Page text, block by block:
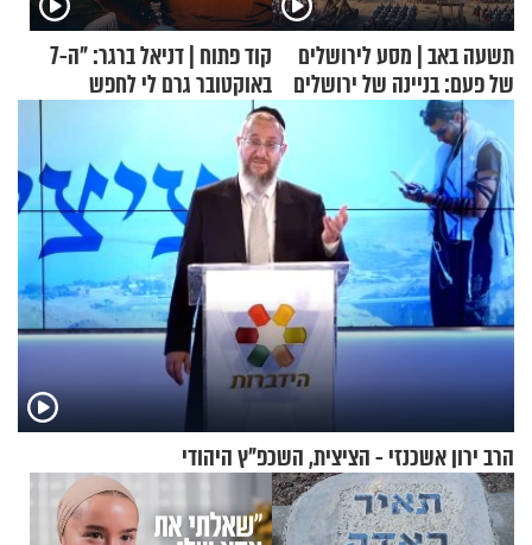
תשעה באב | מסע לירושלים
של פעם: בניינה של ירושלים
קוד פתוח | דניאל ברגר: "ה-7
באוקטובר גרם לי לחפש
תשובות"
הרב ירון אשכנזי - הציצית, השכפ"ץ היהודי